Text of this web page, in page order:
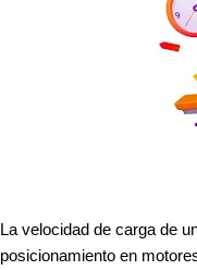
La velocidad de carga de
posicionamiento en